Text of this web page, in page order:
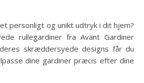
personligt og unikt udtryk i dit hjem?
rullegardiner fra Avant Gardiner
skræddersyede designs får du
dine gardiner præcis efter dine